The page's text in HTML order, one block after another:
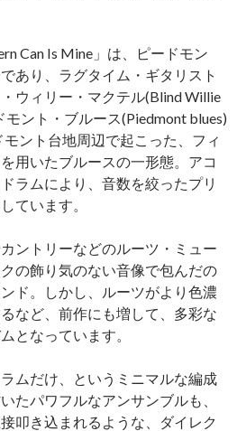
Can Is Mine」は、ピードモン
あり、ラグタイム・ギタリスト
ウィリー・マクテル(Blind Willie
ント・ブルース(Piedmont blues)
ント台地周辺で起こった、フィ
用いたブルースの一形態。アコ
ラムにより、音数を絞ったプリ
ています。
ントリーなどのルーツ・ミュー
の飾り気のない音像で包んだの
ド。しかし、ルーツがより色濃
など、前作にも増して、多彩な
となっています。
ムだけ、というミニマルな編成
たパワフルなアンサンブルも、
叩き込まれるような、ダイレク